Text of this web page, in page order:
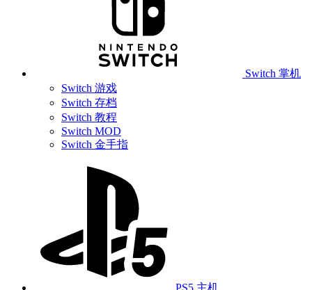
Switch 掌机
Switch 游戏
Switch 存档
Switch 教程
Switch MOD
Switch 金手指